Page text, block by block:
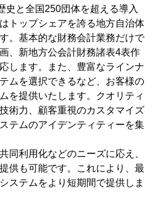
史と全国250団体を超える導入
トップシェアを誇る地方自治体
。基本的な財務会計業務だけで
、新地方公会計財務諸表4表作
します。また、豊富なラインナ
ムを選択できるなど、お客様の
を提供いたします。クオリティ
術力、顧客重視のカスタマイズ
テムのアイデンティティーを集
同利用化などのニーズに応え、
供も可能です。これにより、最
ステムをより短期間で提供しま